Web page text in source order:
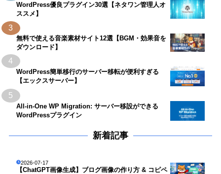
WordPress優良プラグイン30選【ネタワン管理人オ
ススメ】
3
無料で使える音楽素材サイト12選【BGM・効果音を
ダウンロード】
4
WordPress簡単移行のサーバー移転が便利すぎる
【エックスサーバー】
5
All-in-One WP Migration: サーバー移設ができる
WordPressプラグイン
新着記事
2026-07-17
【ChatGPT画像生成】ブログ画像の作り方 & コピペ